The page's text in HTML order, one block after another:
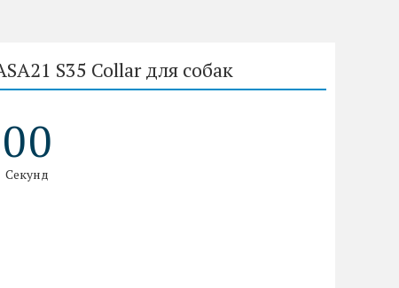
S35 Collar для собак
00
Секунд